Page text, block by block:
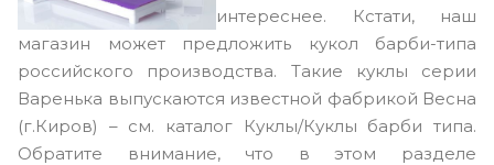
интереснее. Кстати, наш
магазин может предложить кукол барби-типа
российского производства. Такие куклы серии
Варенька выпускаются известной фабрикой Весна
(г.Киров) – см. каталог Куклы/Куклы барби типа.
Обратите внимание, что в этом разделе